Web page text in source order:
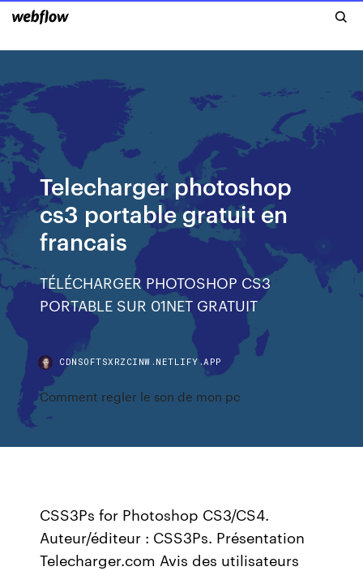
Telecharger photoshop
cs3 portable gratuit en
francais
TÉLÉCHARGER PHOTOSHOP CS3
PORTABLE SUR 01NET GRATUIT
CDNSOFTSXRZCINW.NETLIFY.APP
Comment regler le son de mon pc
CSS3Ps for Photoshop CS3/CS4.
Auteur/éditeur : CSS3Ps. Présentation
Telecharger.com Avis des utilisateurs